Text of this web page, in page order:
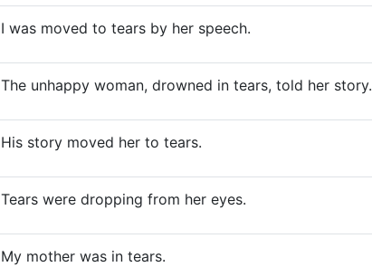
I was moved to tears by her speech.
The unhappy woman, drowned in tears, told her story.
His story moved her to tears.
Tears were dropping from her eyes.
My mother was in tears.